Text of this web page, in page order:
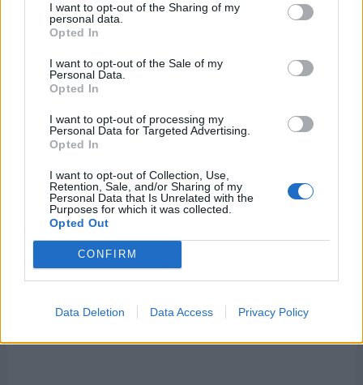
I want to opt-out of the Sharing of my
personal data.
Opted In
I want to opt-out of the Sale of my
Personal Data.
Opted In
I want to opt-out of processing my
Personal Data for Targeted Advertising.
Opted In
I want to opt-out of Collection, Use,
Retention, Sale, and/or Sharing of my
Personal Data that Is Unrelated with the
Purposes for which it was collected.
Opted Out
CONFIRM
Data Deletion Data Access Privacy Policy